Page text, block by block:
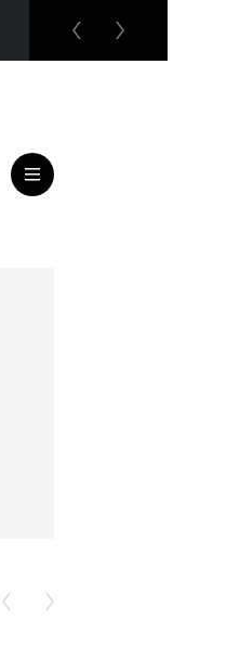
RTL up
Der Blaulicht Report